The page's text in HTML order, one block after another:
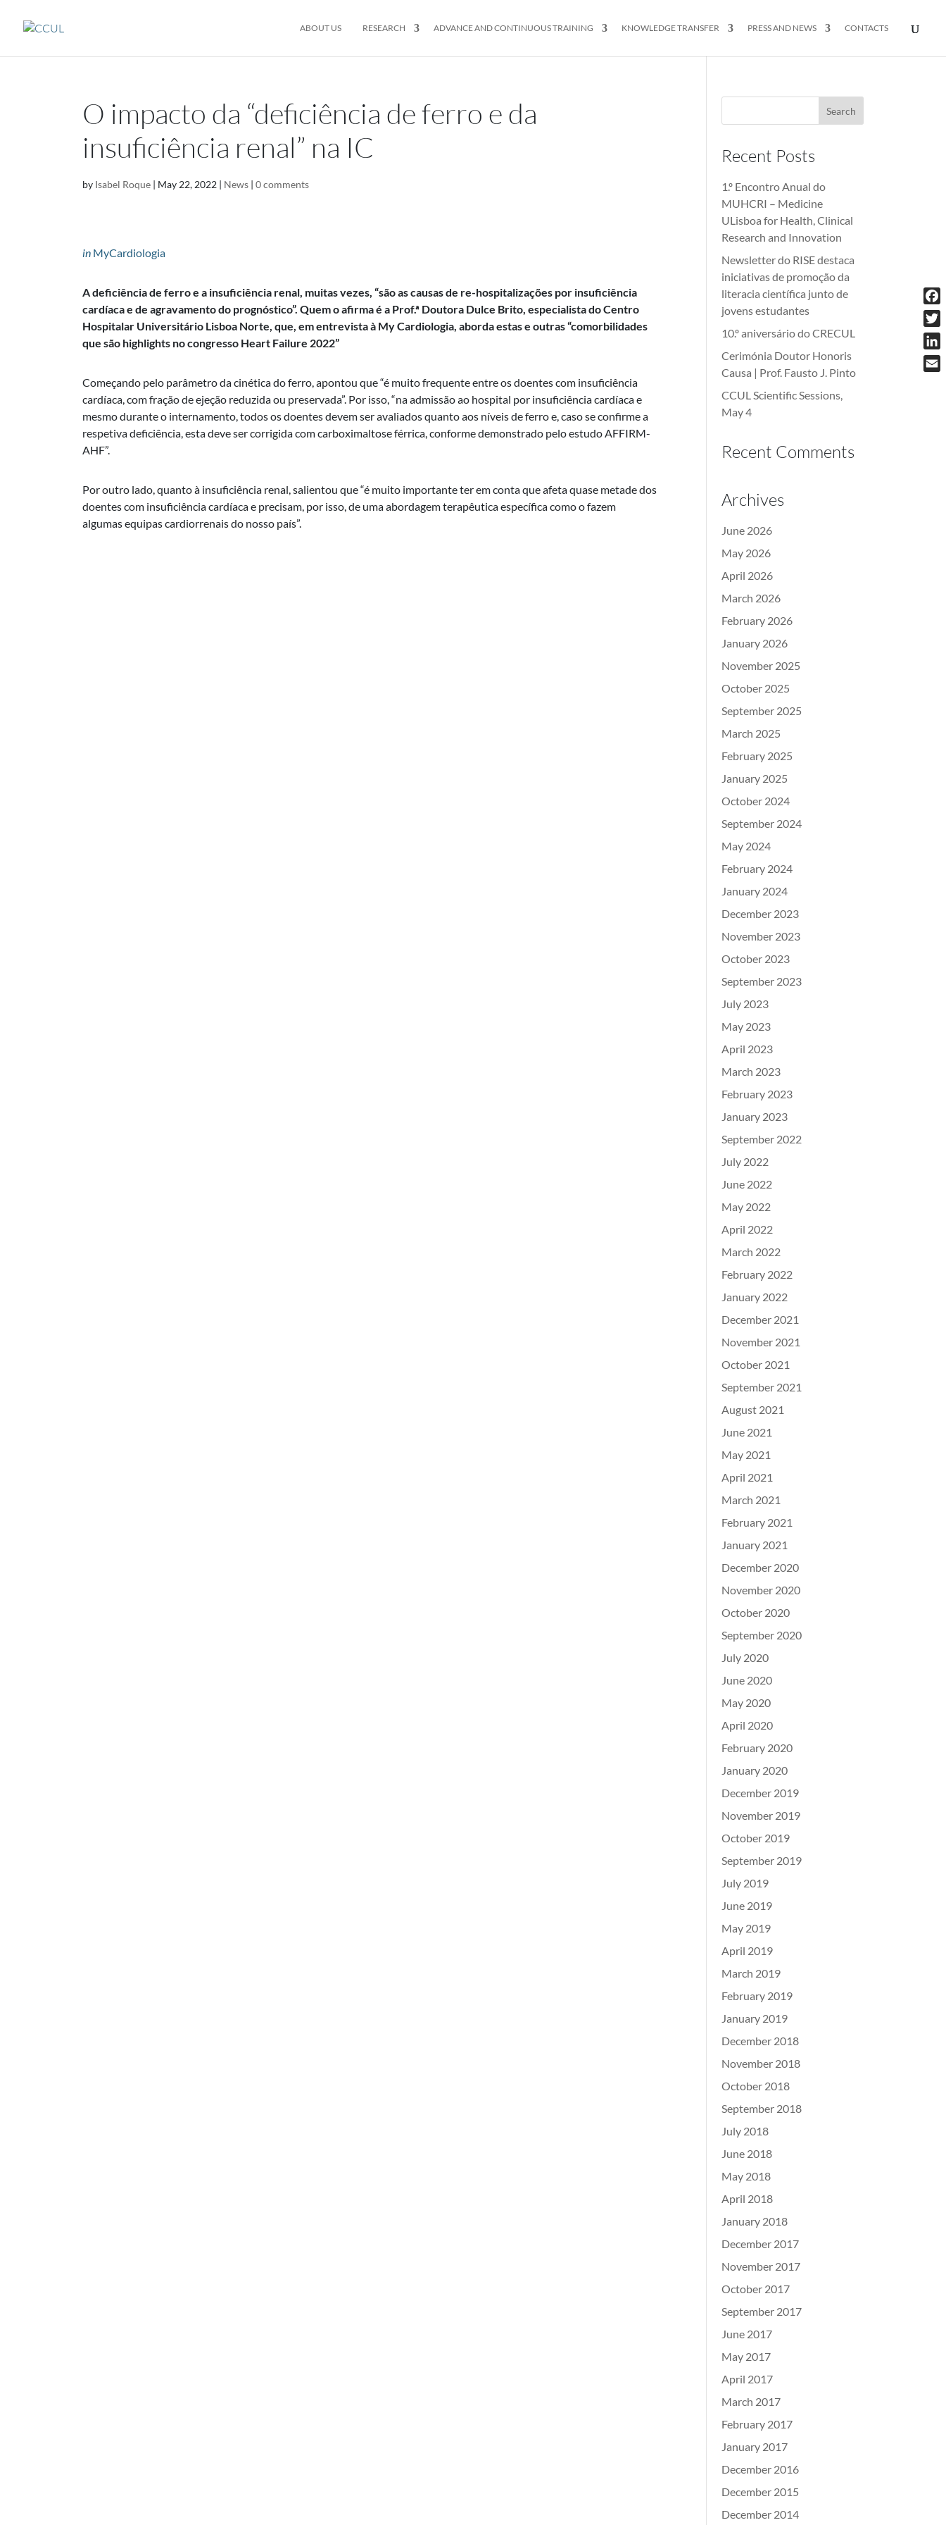
ABOUT US RESEARCH ADVANCE AND CONTINUOUS TRAINING KNOWLEDGE TRANSFER PRESS AND NEWS CONTACTS
O impacto da “deficiência de ferro e da
insuficiência renal” na IC
by Isabel Roque | May 22, 2022 | News | 0 comments
in MyCardiologia
A deficiência de ferro e a insuficiência renal, muitas vezes, “são as causas de re-hospitalizações por insuficiência
cardíaca e de agravamento do prognóstico”. Quem o afirma é a Prof.ª Doutora Dulce Brito, especialista do Centro
Hospitalar Universitário Lisboa Norte, que, em entrevista à My Cardiologia, aborda estas e outras “comorbilidades
que são highlights no congresso Heart Failure 2022”
Começando pelo parâmetro da cinética do ferro, apontou que “é muito frequente entre os doentes com insuficiência
cardíaca, com fração de ejeção reduzida ou preservada”. Por isso, “na admissão ao hospital por insuficiência cardíaca e
mesmo durante o internamento, todos os doentes devem ser avaliados quanto aos níveis de ferro e, caso se confirme a
respetiva deficiência, esta deve ser corrigida com carboximaltose férrica, conforme demonstrado pelo estudo AFFIRM-
AHF”.
Por outro lado, quanto à insuficiência renal, salientou que “é muito importante ter em conta que afeta quase metade dos
doentes com insuficiência cardíaca e precisam, por isso, de uma abordagem terapêutica específica como o fazem
algumas equipas cardiorrenais do nosso país”.
Recent Posts
1.º Encontro Anual do
MUHCRI – Medicine
ULisboa for Health, Clinical
Research and Innovation
Newsletter do RISE destaca
iniciativas de promoção da
literacia científica junto de
jovens estudantes
10.º aniversário do CRECUL
Cerimónia Doutor Honoris
Causa | Prof. Fausto J. Pinto
CCUL Scientific Sessions,
May 4
Recent Comments
Archives
June 2026
May 2026
April 2026
March 2026
February 2026
January 2026
November 2025
October 2025
September 2025
March 2025
February 2025
January 2025
October 2024
September 2024
May 2024
February 2024
January 2024
December 2023
November 2023
October 2023
September 2023
July 2023
May 2023
April 2023
March 2023
February 2023
January 2023
September 2022
July 2022
June 2022
May 2022
April 2022
March 2022
February 2022
January 2022
December 2021
November 2021
October 2021
September 2021
August 2021
June 2021
May 2021
April 2021
March 2021
February 2021
January 2021
December 2020
November 2020
October 2020
September 2020
July 2020
June 2020
May 2020
April 2020
February 2020
January 2020
December 2019
November 2019
October 2019
September 2019
July 2019
June 2019
May 2019
April 2019
March 2019
February 2019
January 2019
December 2018
November 2018
October 2018
September 2018
July 2018
June 2018
May 2018
April 2018
January 2018
December 2017
November 2017
October 2017
September 2017
June 2017
May 2017
April 2017
March 2017
February 2017
January 2017
December 2016
December 2015
December 2014